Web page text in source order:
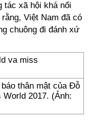
tác xã hội khá nổi
Việt Nam đã có
chuông đi đánh xứ
thân mật của Đỗ
2017. (Ảnh: